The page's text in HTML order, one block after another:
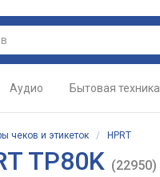
Аудио Бытовая техника
чеков и этикеток / HPRT
TP80K (22950)